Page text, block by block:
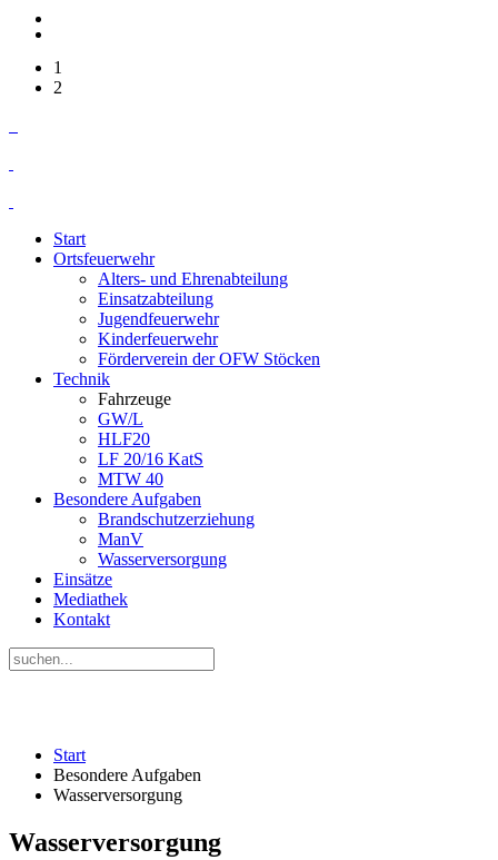
1
2
Start
Ortsfeuerwehr
Alters- und Ehrenabteilung
Einsatzabteilung
Jugendfeuerwehr
Kinderfeuerwehr
Förderverein der OFW Stöcken
Technik
Fahrzeuge
GW/L
HLF20
LF 20/16 KatS
MTW 40
Besondere Aufgaben
Brandschutzerziehung
ManV
Wasserversorgung
Einsätze
Mediathek
Kontakt
Start
Besondere Aufgaben
Wasserversorgung
Wasserversorgung